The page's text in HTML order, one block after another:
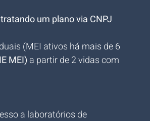
um plano via CNPJ
(MEI ativos há mais de 6
MEI) a partir de 2 vidas com
a laboratórios de